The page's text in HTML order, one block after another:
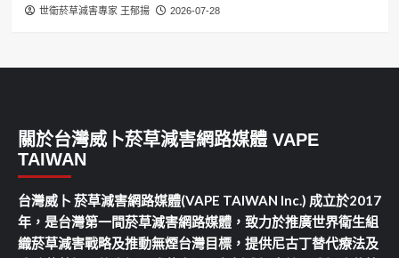
世衛菸草減害專家 王郁揚 2026-07-28
關於台灣威卜菸草減害網路媒體 VAPE
TAIWAN
台灣威卜 菸草減害網路媒體(VAPE TAIWAN Inc.) 成立於2017
年，是台灣第一間菸草減害網路媒體，致力於推廣世界衛生組
織菸草減害戰略及推動無煙台灣目標，提供尼古丁替代療法及